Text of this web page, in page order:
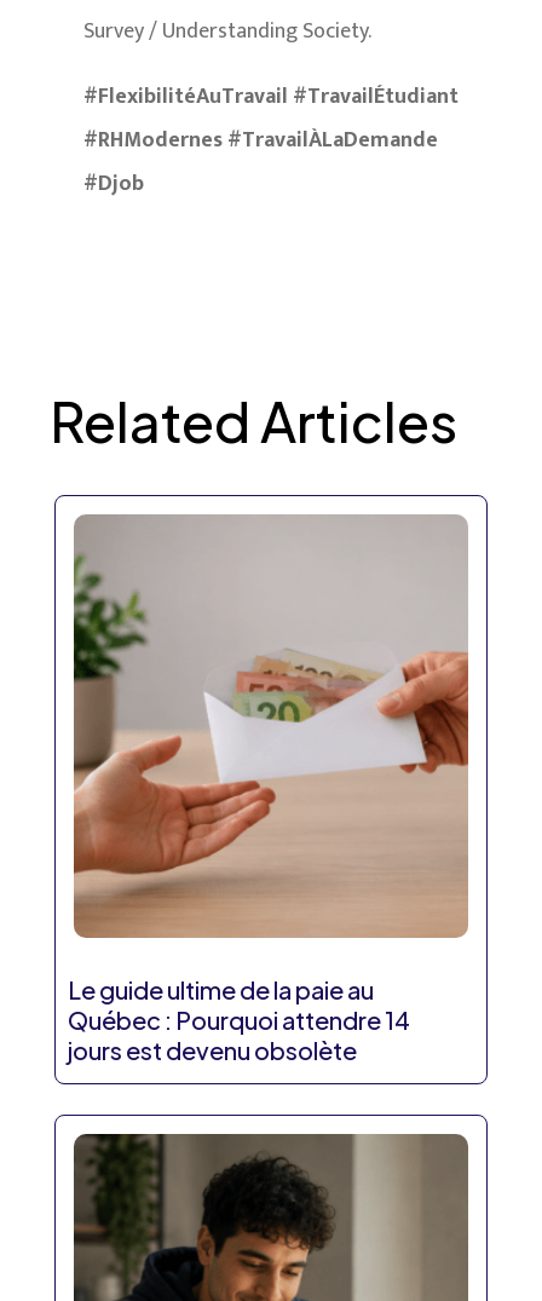
Survey / Understanding Society.
#FlexibilitéAuTravail #TravailÉtudiant
#RHModernes #TravailÀLaDemande
#Djob
Related Articles
Le guide ultime de la paie au
Québec : Pourquoi attendre 14
jours est devenu obsolète